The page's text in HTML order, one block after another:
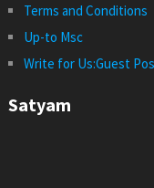
Terms and Conditions
Up-to Msc
Write for Us:Guest
Satyam